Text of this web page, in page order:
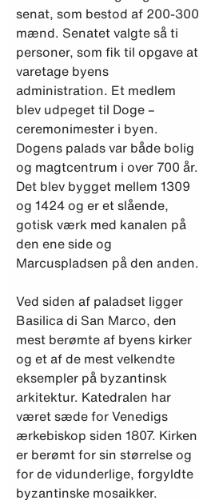
senat, som bestod af 200-300
mænd. Senatet valgte så ti
personer, som fik til opgave at
varetage byens
administration. Et medlem
blev udpeget til Doge –
ceremonimester i byen.
Dogens palads var både bolig
og magtcentrum i over 700 år.
Det blev bygget mellem 1309
og 1424 og er et slående,
gotisk værk med kanalen på
den ene side og
Marcuspladsen på den anden.
Ved siden af paladset ligger
Basilica di San Marco, den
mest berømte af byens kirker
og et af de mest velkendte
eksempler på byzantinsk
arkitektur. Katedralen har
været sæde for Venedigs
ærkebiskop siden 1807. Kirken
er berømt for sin størrelse og
for de vidunderlige, forgyldte
byzantinske mosaikker.